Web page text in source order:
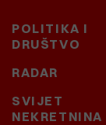
POLITIKA I
DRUŠTVO
RADAR
SVIJET
NEKRETNINA